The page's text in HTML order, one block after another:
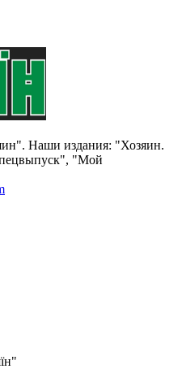
Наши издания: "Хозяин.
"Мой